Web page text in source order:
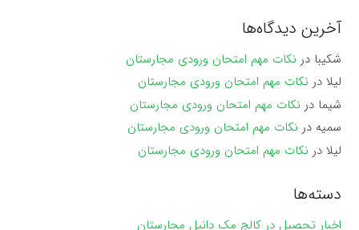
آخرین دیدگاه‌ها
شکیبا در نکات مهم امتحان ورودی مجارستان
لیلا در نکات مهم امتحان ورودی مجارستان
شیما در نکات مهم امتحان ورودی مجارستان
سمیه در نکات مهم امتحان ورودی مجارستان
لیلا در نکات مهم امتحان ورودی مجارستان
دسته‌ها
اخبار تحصیل در کالج مک دانیل مجارستان